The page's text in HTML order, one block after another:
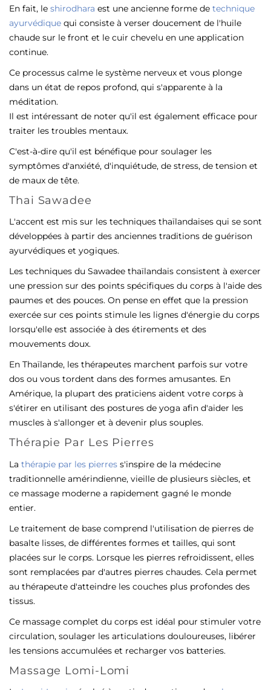
En fait, le shirodhara est une ancienne forme de technique
ayurvédique qui consiste à verser doucement de l'huile
chaude sur le front et le cuir chevelu en une application
continue.
Ce processus calme le système nerveux et vous plonge
dans un état de repos profond, qui s'apparente à la
méditation.
Il est intéressant de noter qu'il est également efficace pour
traiter les troubles mentaux.
C'est-à-dire qu'il est bénéfique pour soulager les
symptômes d'anxiété, d'inquiétude, de stress, de tension et
de maux de tête.
Thai Sawadee
L'accent est mis sur les techniques thaïlandaises qui se sont
développées à partir des anciennes traditions de guérison
ayurvédiques et yogiques.
Les techniques du Sawadee thaïlandais consistent à exercer
une pression sur des points spécifiques du corps à l'aide des
paumes et des pouces. On pense en effet que la pression
exercée sur ces points stimule les lignes d'énergie du corps
lorsqu'elle est associée à des étirements et des
mouvements doux.
En Thaïlande, les thérapeutes marchent parfois sur votre
dos ou vous tordent dans des formes amusantes. En
Amérique, la plupart des praticiens aident votre corps à
s'étirer en utilisant des postures de yoga afin d'aider les
muscles à s'allonger et à devenir plus souples.
Thérapie Par Les Pierres
La thérapie par les pierres s'inspire de la médecine
traditionnelle amérindienne, vieille de plusieurs siècles, et
ce massage moderne a rapidement gagné le monde
entier.
Le traitement de base comprend l'utilisation de pierres de
basalte lisses, de différentes formes et tailles, qui sont
placées sur le corps. Lorsque les pierres refroidissent, elles
sont remplacées par d'autres pierres chaudes. Cela permet
au thérapeute d'atteindre les couches plus profondes des
tissus.
Ce massage complet du corps est idéal pour stimuler votre
circulation, soulager les articulations douloureuses, libérer
les tensions accumulées et recharger vos batteries.
Massage Lomi-Lomi